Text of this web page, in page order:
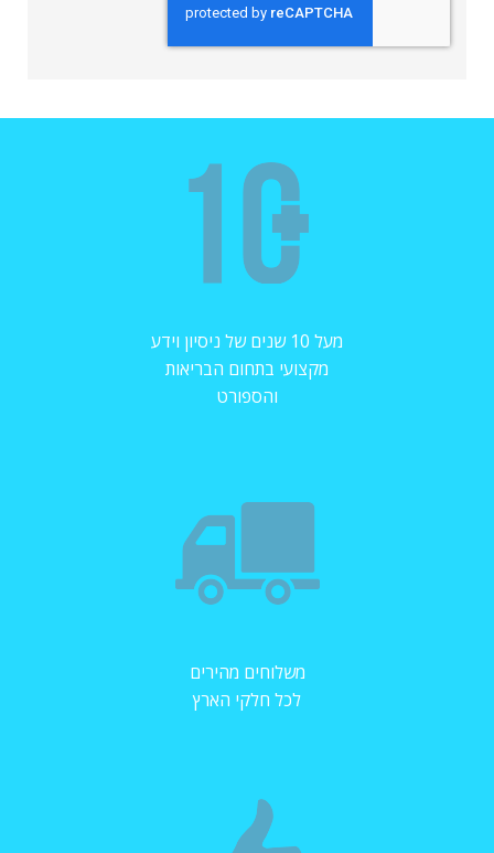
מעל 10 שנים של ניסיון וידע
מקצועי בתחום הבריאות
והספורט
משלוחים מהירים
לכל חלקי הארץ